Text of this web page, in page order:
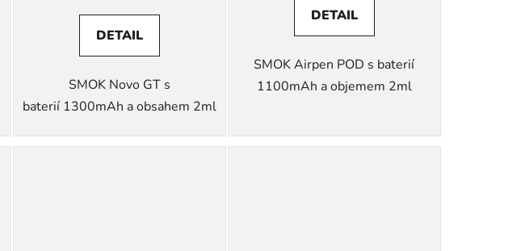
DETAIL
SMOK Novo GT s
baterií 1300mAh a obsahem 2ml
DETAIL
SMOK Airpen POD s baterií
1100mAh a objemem 2ml